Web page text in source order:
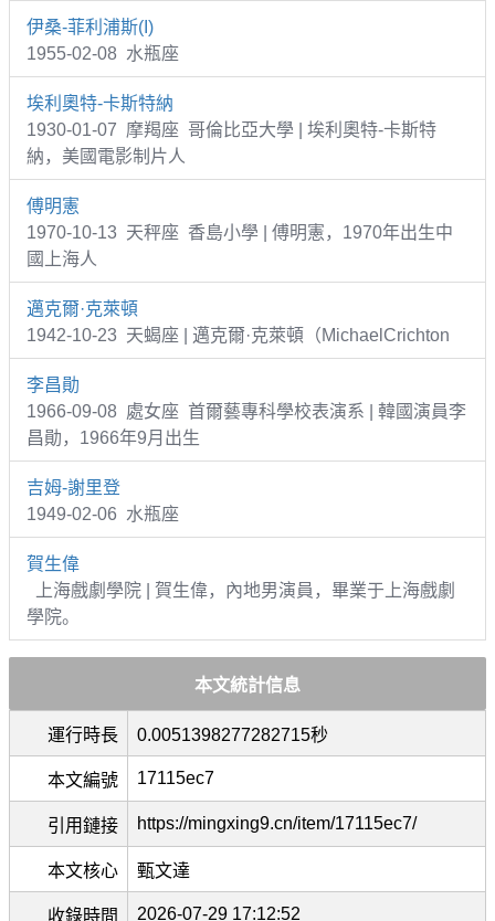
伊桑-菲利浦斯(I)
1955-02-08 水瓶座
埃利奧特-卡斯特納
1930-01-07 摩羯座 哥倫比亞大學 | 埃利奧特-卡斯特
納，美國電影制片人
傅明憲
1970-10-13 天秤座 香島小學 | 傅明憲，1970年出生中
國上海人
邁克爾·克萊頓
1942-10-23 天蝎座 | 邁克爾·克萊頓（MichaelCrichton
李昌勛
1966-09-08 處女座 首爾藝專科學校表演系 | 韓國演員李
昌勛，1966年9月出生
吉姆-謝里登
1949-02-06 水瓶座
賀生偉
上海戲劇學院 | 賀生偉，內地男演員，畢業于上海戲劇
學院。
本文統計信息
運行時長 0.0051398277282715秒
本文編號 17115ec7
引用鏈接 https://mingxing9.cn/item/17115ec7/
本文核心 甄文達
收錄時間 2026-07-29 17:12:52